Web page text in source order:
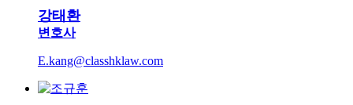
강태환
변호사
E.kang@classhklaw.com